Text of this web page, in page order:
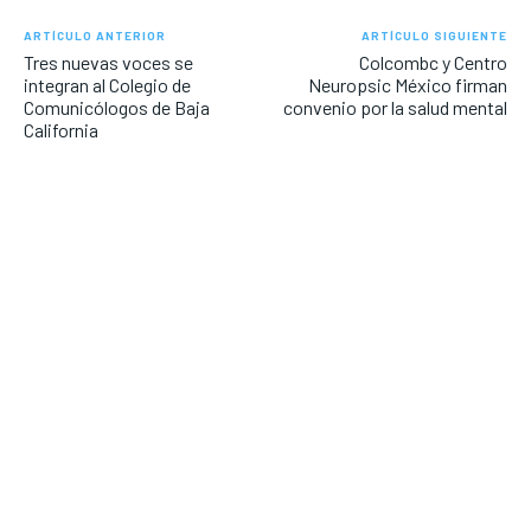
ARTÍCULO ANTERIOR
Tres nuevas voces se
integran al Colegio de
Comunicólogos de Baja
California
ARTÍCULO SIGUIENTE
Colcombc y Centro
Neuropsic México firman
convenio por la salud mental